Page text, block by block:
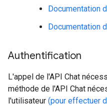
Documentation
Documentation
Authentification
L'appel de l'API Chat
méthode de l'API Chat
l'utilisateur (pour effectuer